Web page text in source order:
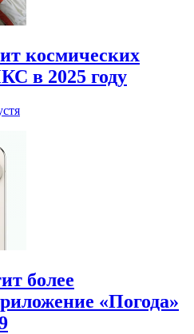
космических
в 2025 году
более
«Погода»